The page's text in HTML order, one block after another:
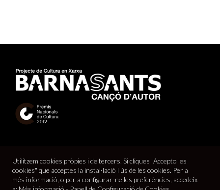
Utilitzem cookies pròpies i de tercers. Si cliques "Accepto les
cookies" que acceptes la instal·lació i ús de les cookies. Per a
més informació, o per a configurar-ne les preferències, accedeix